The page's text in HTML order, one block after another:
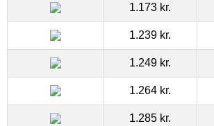
1.173 kr.
1.239 kr.
1.249 kr.
1.264 kr.
1.285 kr.